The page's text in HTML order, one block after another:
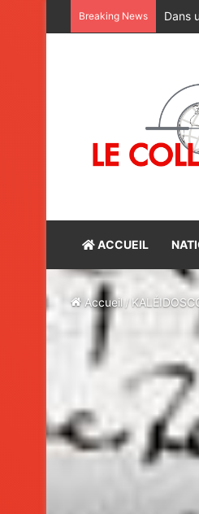
Breaking News M.
ACCUEIL
Accueil/